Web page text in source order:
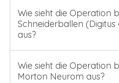
Wie sieht die Operation
Schneiderballen (Digitus
aus?
Wie sieht die Operation
Morton Neurom aus?